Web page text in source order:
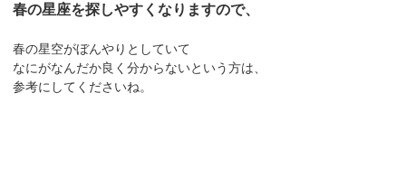
春の星座を探しやすくなりますので、
春の星空がぼんやりとしていて
なにがなんだか良く分からないという方は、
参考にしてくださいね。